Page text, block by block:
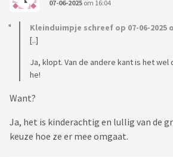
07-06-2025 om 16:04
Kleinduimpje schreef op 07-06-2025
[..]
Ja, klopt. Van de andere kant is het
he!
Want?
Ja, het is kinderachtig en lullig van de
keuze hoe ze er mee omgaat.